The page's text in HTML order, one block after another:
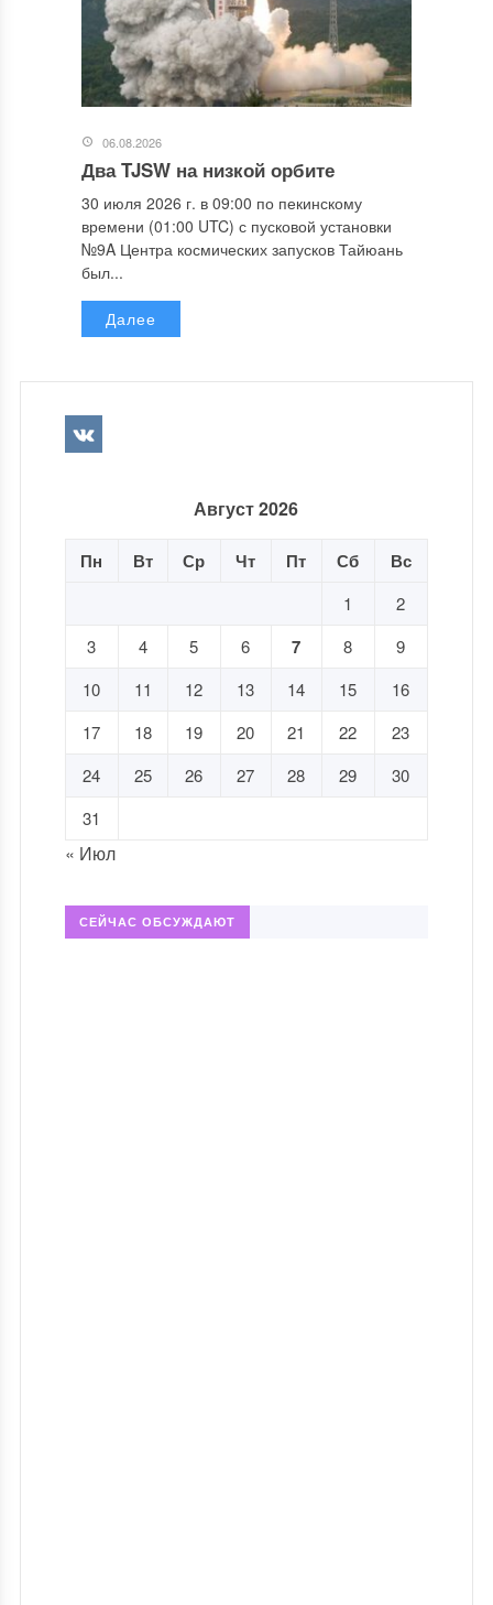
06.08.2026
Два TJSW на низкой орбите
30 июля 2026 г. в 09:00 по пекинскому
времени (01:00 UTC) с пусковой установки
№9A Центра космических запусков Тайюань
был...
Далее
Август 2026
Пн Вт Ср Чт Пт Сб Вс
1
2
3
4 5 6 7 8
9
10
11 12 13 14 15
16
17
18 19 20 21 22
23
24
25 26 27 28 29
30
31
« Июл
СЕЙЧАС ОБСУЖДАЮТ